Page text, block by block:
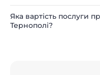
Яка вартість послуги
Тернополі?